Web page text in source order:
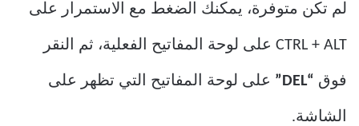
لم تكن متوفرة، يمكنك الضغط مع الاستمرار على
CTRL + ALT على لوحة المفاتيح الفعلية، ثم النقر
فوق “DEL” على لوحة المفاتيح التي تظهر على
الشاشة.